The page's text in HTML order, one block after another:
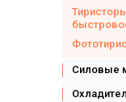
Силовые